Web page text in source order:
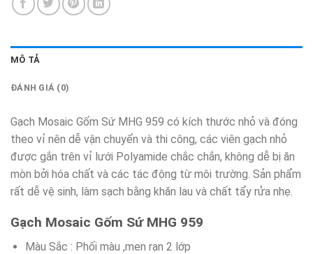
MÔ TẢ
ĐÁNH GIÁ (0)
Gạch Mosaic Gốm Sứ MHG 959 có kích thước nhỏ và đóng
theo vỉ nên dễ vận chuyển và thi công, các viên gạch nhỏ
được gắn trên vỉ lưới Polyamide chắc chắn, không dễ bị ăn
mòn bởi hóa chất và các tác động từ môi trường. Sản phẩm
rất dễ vệ sinh, làm sạch bằng khăn lau và chất tẩy rửa nhẹ.
Gạch Mosaic Gốm Sứ MHG 959
Màu Sắc : Phối màu ,men rạn 2 lớp